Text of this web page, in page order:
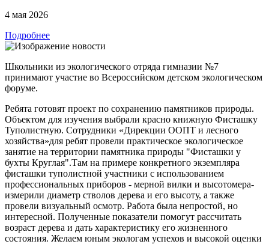
4 мая 2026
Подробнее
Школьники из экологического отряда гимназии №7
принимают участие во Всероссийском детском экологическом
форуме.
Ребята готовят проект по сохранению памятников природы.
Объектом для изучения выбрали красно книжную Фисташку
Туполистную. Сотрудники «Дирекции ООПТ и лесного
хозяйства»для ребят провели практическое экологическое
занятие на территории памятника природы "Фисташки у
бухты Круглая".Там на примере конкретного экземпляра
фисташки туполистной участники с использованием
профессиональных приборов - мерной вилки и высотомера-
измерили диаметр стволов дерева и его высоту, а также
провели визуальный осмотр. Работа была непростой, но
интересной. Полученные показатели помогут рассчитать
возраст дерева и дать характеристику его жизненного
состояния. Желаем юным экологам успехов и высокой оценки